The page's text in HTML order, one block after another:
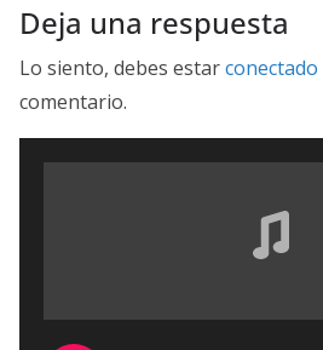
Deja una respuesta
Lo siento, debes estarconectado
comentario.